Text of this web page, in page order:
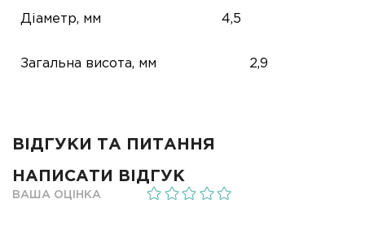
Діаметр, мм 4,5
Загальна висота, мм 2,9
ВІДГУКИ ТА ПИТАННЯ
НАПИСАТИ ВІДГУК
ВАША ОЦІНКА